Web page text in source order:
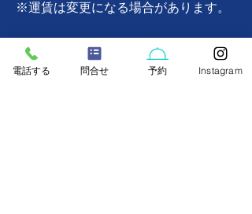
​※運賃は変更になる場合があります。
◎やんばる急行バス
電話する 問合せ 予約 Instagram